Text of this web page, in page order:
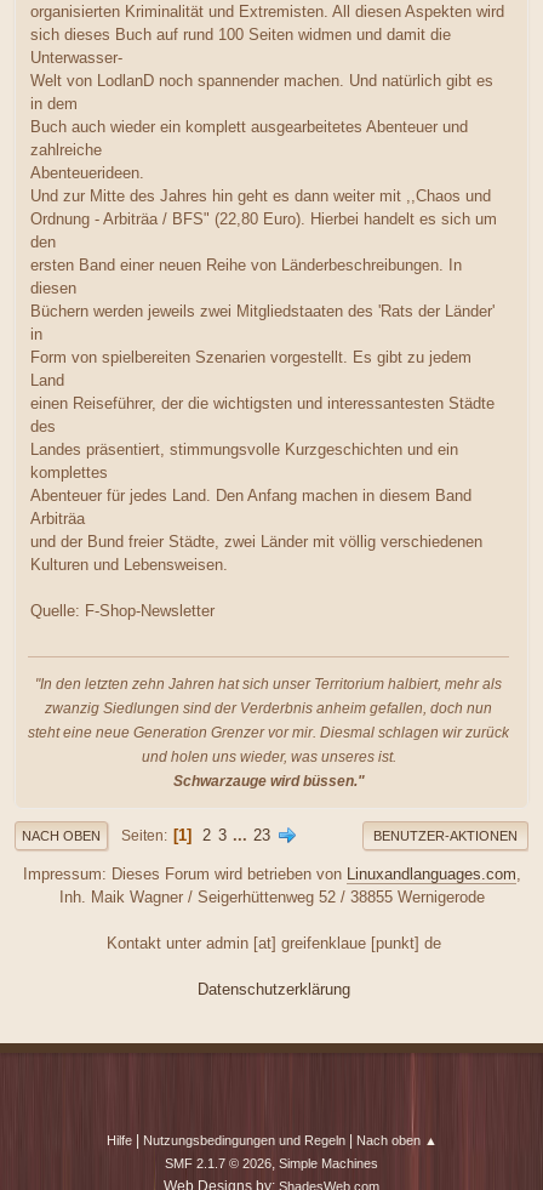
organisierten Kriminalität und Extremisten. All diesen Aspekten wird
sich dieses Buch auf rund 100 Seiten widmen und damit die
Unterwasser-
Welt von LodlanD noch spannender machen. Und natürlich gibt es
in dem
Buch auch wieder ein komplett ausgearbeitetes Abenteuer und
zahlreiche
Abenteuerideen.
Und zur Mitte des Jahres hin geht es dann weiter mit ,,Chaos und
Ordnung - Arbiträa / BFS" (22,80 Euro). Hierbei handelt es sich um
den
ersten Band einer neuen Reihe von Länderbeschreibungen. In
diesen
Büchern werden jeweils zwei Mitgliedstaaten des 'Rats der Länder'
in
Form von spielbereiten Szenarien vorgestellt. Es gibt zu jedem
Land
einen Reiseführer, der die wichtigsten und interessantesten Städte
des
Landes präsentiert, stimmungsvolle Kurzgeschichten und ein
komplettes
Abenteuer für jedes Land. Den Anfang machen in diesem Band
Arbiträa
und der Bund freier Städte, zwei Länder mit völlig verschiedenen
Kulturen und Lebensweisen.
Quelle: F-Shop-Newsletter
"In den letzten zehn Jahren hat sich unser Territorium halbiert, mehr als
zwanzig Siedlungen sind der Verderbnis anheim gefallen, doch nun
steht eine neue Generation Grenzer vor mir. Diesmal schlagen wir zurück
und holen uns wieder, was unseres ist.
Schwarzauge wird büssen."
NACH OBEN Seiten 1 2 3 ... 23 BENUTZER-AKTIONEN
Impressum: Dieses Forum wird betrieben von Linuxandlanguages.com,
Inh. Maik Wagner / Seigerhüttenweg 52 / 38855 Wernigerode
Kontakt unter admin [at] greifenklaue [punkt] de
Datenschutzerklärung
Hilfe| Nutzungsbedingungen und Regeln|
Nach oben ▲
SMF 2.1.7 © 2026, Simple Machines
ShadesWeb.com